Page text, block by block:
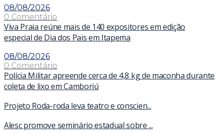
08/08/2026
0 Comentário
Viva Praia reúne mais de 140 expositores em edição
especial de Dia dos Pais em Itapema
08/08/2026
0 Comentário
Polícia Militar apreende cerca de 4,8 kg de maconha durante
coleta de lixo em Camboriú
Projeto Roda-roda leva teatro e conscien...
Alesc promove seminário estadual sobre ...